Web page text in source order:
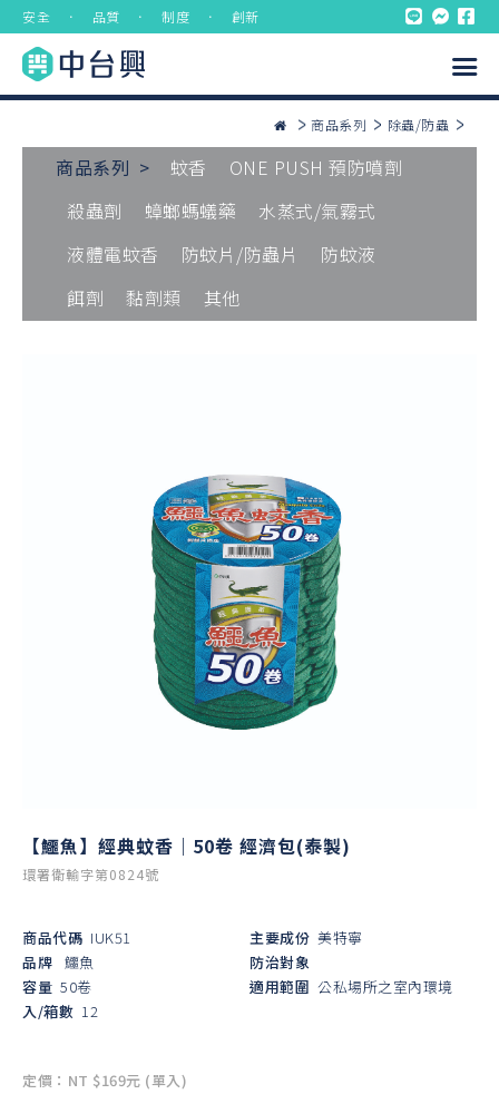
安全 ． 品質 ． 制度 ． 創新
商品系列 除蟲/防蟲
商品系列 > 蚊香
ONE PUSH 預防噴劑
殺蟲劑
蟑螂螞蟻藥
水蒸式/氣霧式
液體電蚊香
防蚊片/防蟲片
防蚊液
餌劑
黏劑類 其他
【鱷魚】經典蚊香｜50卷 經濟包(泰製)
環署衛輸字第0824號
商品代碼 IUK51
品牌 鱷魚
容量 50卷
入/箱數 12
主要成份 美特寧
防治對象
適用範圍 公私場所之室內環境
定價：NT $169元 (單入)